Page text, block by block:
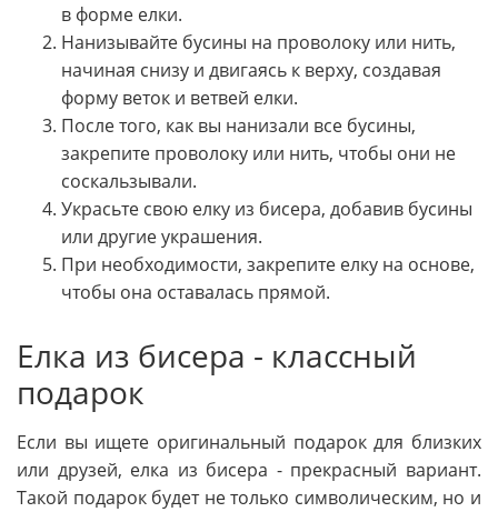
в форме елки.
Нанизывайте бусины на проволоку или нить,
начиная снизу и двигаясь к верху, создавая
форму веток и ветвей елки.
После того, как вы нанизали все бусины,
закрепите проволоку или нить, чтобы они не
соскальзывали.
Украсьте свою елку из бисера, добавив бусины
или другие украшения.
При необходимости, закрепите елку на основе,
чтобы она оставалась прямой.
Елка из бисера - классный
подарок
Если вы ищете оригинальный подарок для близких
или друзей, елка из бисера - прекрасный вариант.
Такой подарок будет не только символическим, но и